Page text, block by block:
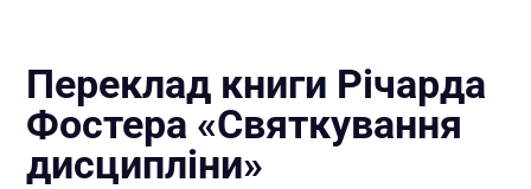
Переклад книги Річарда
Фостера «Святкування
дисципліни»